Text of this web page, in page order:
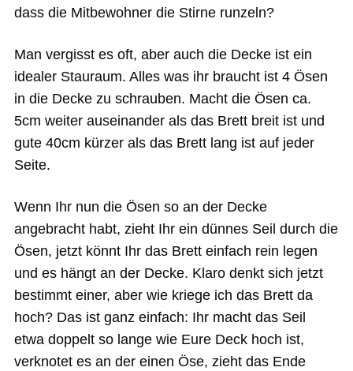
dass die Mitbewohner die Stirne runzeln?
Man vergisst es oft, aber auch die Decke ist ein
idealer Stauraum. Alles was ihr braucht ist 4 Ösen
in die Decke zu schrauben. Macht die Ösen ca.
5cm weiter auseinander als das Brett breit ist und
gute 40cm kürzer als das Brett lang ist auf jeder
Seite.
Wenn Ihr nun die Ösen so an der Decke
angebracht habt, zieht Ihr ein dünnes Seil durch die
Ösen, jetzt könnt Ihr das Brett einfach rein legen
und es hängt an der Decke. Klaro denkt sich jetzt
bestimmt einer, aber wie kriege ich das Brett da
hoch? Das ist ganz einfach: Ihr macht das Seil
etwa doppelt so lange wie Eure Deck hoch ist,
verknotet es an der einen Öse, zieht das Ende